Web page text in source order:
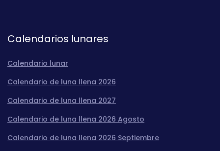
Calendarios lunares
Calendario lunar
Calendario de luna llena 2026
Calendario de luna llena 2027
Calendario de luna llena 2026 Agosto
Calendario de luna llena 2026 Septiembre